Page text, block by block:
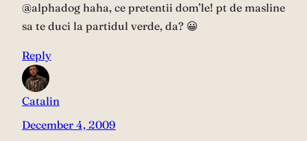
@alphadog haha, ce pretentii dom’le! pt de masline
sa te duci la partidul verde, da? 😀
Reply
Catalin
December 4, 2009